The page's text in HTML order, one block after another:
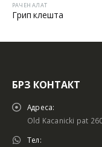
РАЧЕН АЛАТ
Грип клешта
БРЗ КОНТАКТ
Адреса:
Old Kacanicki pat
Тел: